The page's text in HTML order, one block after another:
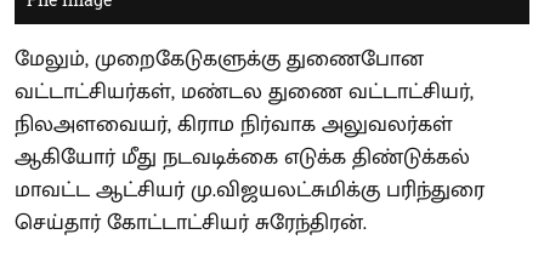
மேலும், முறைகேடுகளுக்கு துணைபோன
வட்டாட்சியர்கள், மண்டல துணை வட்டாட்சியர்,
நிலஅளவையர், கிராம நிர்வாக அலுவலர்கள்
ஆகியோர் மீது நடவடிக்கை எடுக்க திண்டுக்கல்
மாவட்ட ஆட்சியர் மு.விஜயலட்சுமிக்கு பரிந்துரை
செய்தார் கோட்டாட்சியர் சுரேந்திரன்.